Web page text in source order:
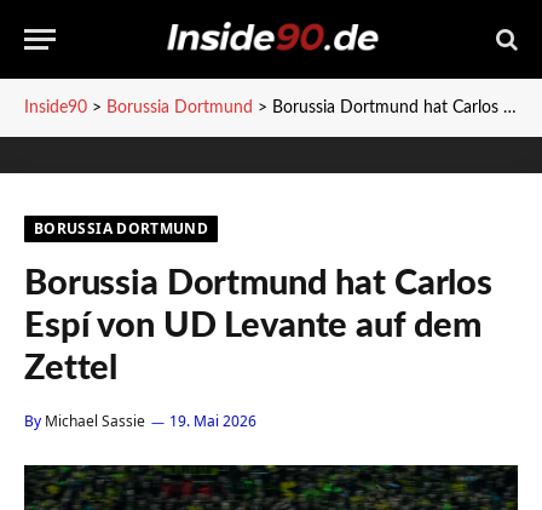
Inside90 > Borussia Dortmund > Borussia Dortmund hat Carlos Espí von UD Levante auf dem Zettel
BORUSSIA DORTMUND
Borussia Dortmund hat Carlos
Espí von UD Levante auf dem
Zettel
By Michael Sassie 19. Mai 2026